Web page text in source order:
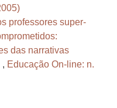
professores super-
das narrativas
, Educação On-line: n.